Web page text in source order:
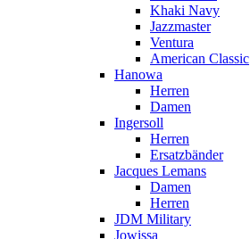
Khaki Navy
Jazzmaster
Ventura
American Classic
Hanowa
Herren
Damen
Ingersoll
Herren
Ersatzbänder
Jacques Lemans
Damen
Herren
JDM Military
Jowissa